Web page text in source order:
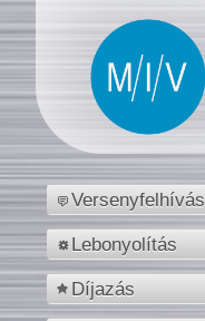
Versenyfelhívás
Lebonyolítás
Díjazás